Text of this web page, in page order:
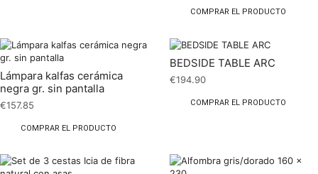
COMPRAR EL PRODUCTO
Lámpara kalfas cerámica
negra gr. sin pantalla
€157.85
COMPRAR EL PRODUCTO
BEDSIDE TABLE ARC
€194.90
COMPRAR EL PRODUCTO